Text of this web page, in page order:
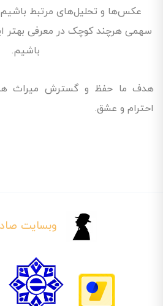
عکس‌ها و تحلیل‌های مرتبط باشیم
سهمی هرچند کوچک در معرفی بهتر
باشیم.
هدف ما حفظ و گسترش میراث
احترام و عشق.
وبسایت